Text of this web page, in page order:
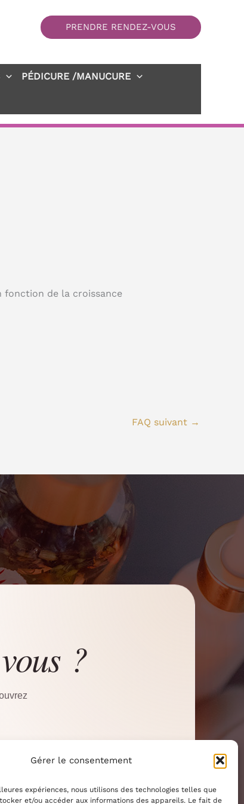
Gérer le consentement
expériences, nous utilisons des technologies telles que
et/ou accéder aux informations des appareils. Le fait de
PRENDRE RENDEZ-VOUS
PÉDICURE /MANUCURE
fonction de la croissance
FAQ suivant →
?